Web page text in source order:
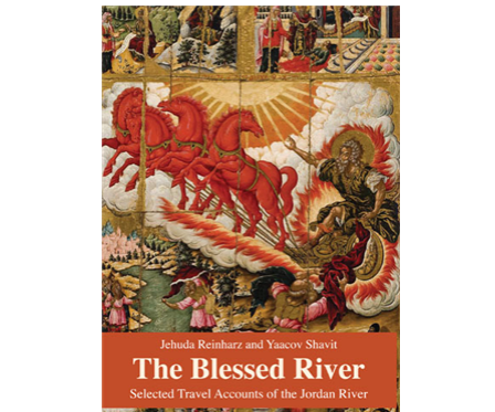
יהודה ריינהרץ יעקב שביט
הנחת אתר ספר מודפס
$30
$27